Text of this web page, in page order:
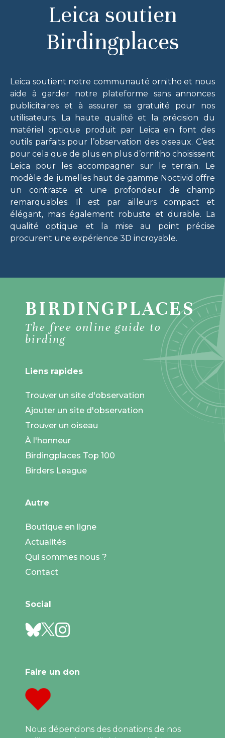
Leica soutien
Birdingplaces
Leica soutient notre communauté ornitho et nous
aide à garder notre plateforme sans annonces
publicitaires et à assurer sa gratuité pour nos
utilisateurs. La haute qualité et la précision du
matériel optique produit par Leica en font des
outils parfaits pour l’observation des oiseaux. C’est
pour cela que de plus en plus d’ornitho choisissent
Leica pour les accompagner sur le terrain. Le
modèle de jumelles haut de gamme Noctivid offre
un contraste et une profondeur de champ
remarquables. Il est par ailleurs compact et
élégant, mais également robuste et durable. La
qualité optique et la mise au point précise
procurent une expérience 3D incroyable.
BIRDINGPLACES
The free online guide to
birding
Liens rapides
Trouver un site d'observation
Ajouter un site d'observation
Trouver un oiseau
À l'honneur
Birdingplaces Top 100
Birders League
Autre
Boutique en ligne
Actualités
Qui sommes nous ?
Contact
Social
Faire un don
Nous dépendons des donations de nos